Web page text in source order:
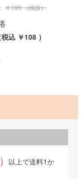
￥195 （税抜）
税込 ￥108 ）
以上で送料1か